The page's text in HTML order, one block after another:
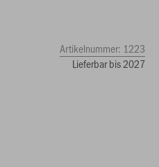
Artikelnummer: 1223
Lieferbar bis 2027